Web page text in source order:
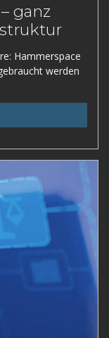
ganz
Hammerspace
werden